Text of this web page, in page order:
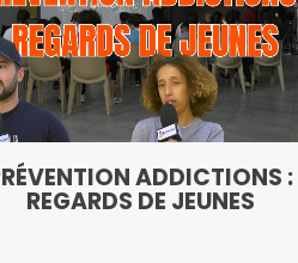
ADDICTIONS :
REGARDS DE JEUNES